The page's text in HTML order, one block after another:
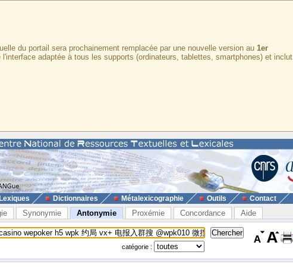
du portail sera prochainement remplacée par une nouvelle version au 1er
adaptée à tous les supports (ordinateurs, tablettes, smartphones) et inclut
Lexiques Dictionnaires Métalexicographie Outils Contact
Synonymie Antonymie Proxémie Concordance Aide
catégorie :